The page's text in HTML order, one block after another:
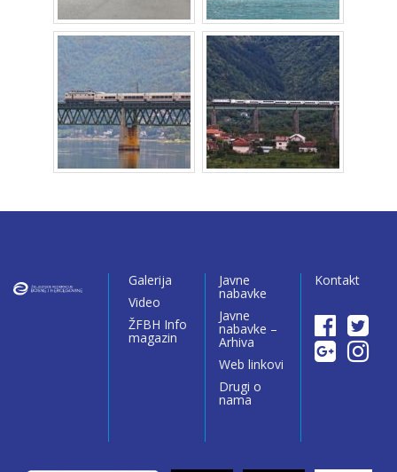
Galerija
Video
ŽFBH Info
magazin
Javne
nabavke
Javne
nabavke –
Arhiva
Web linkovi
Drugi o
nama
Kontakt